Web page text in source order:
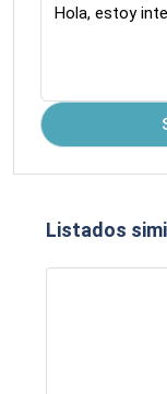
Listados